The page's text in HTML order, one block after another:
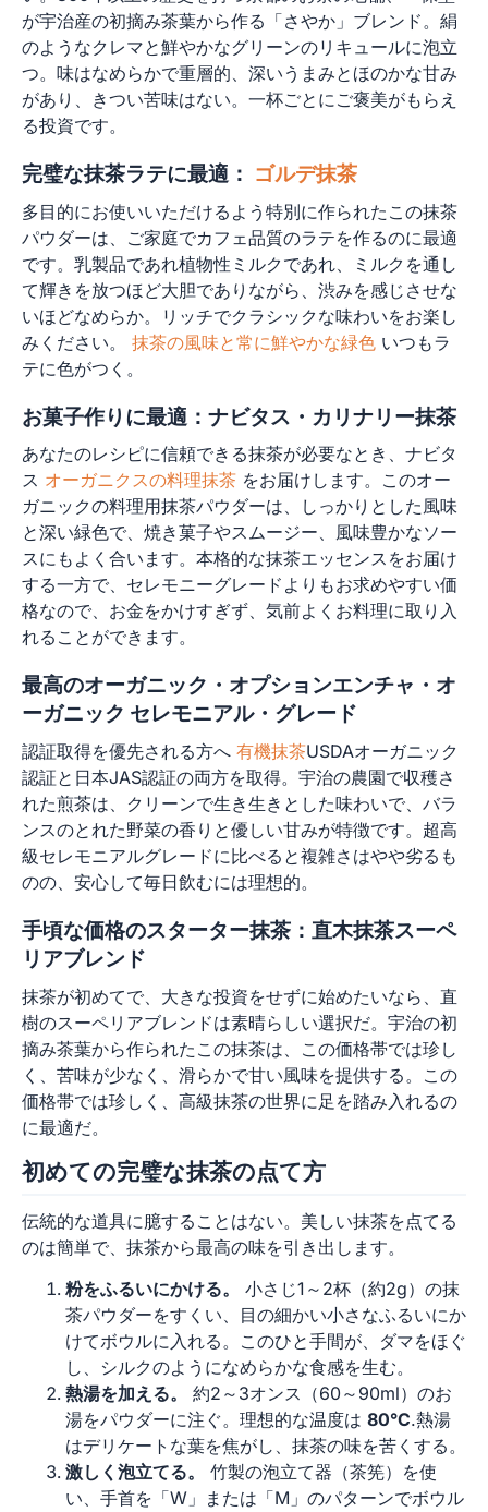
が宇治産の初摘み茶葉から作る「さやか」ブレンド。絹
のようなクレマと鮮やかなグリーンのリキュールに泡立
つ。味はなめらかで重層的、深いうまみとほのかな甘み
があり、きつい苦味はない。一杯ごとにご褒美がもらえ
る投資です。
完璧な抹茶ラテに最適： ゴルデ抹茶
多目的にお使いいただけるよう特別に作られたこの抹茶
パウダーは、ご家庭でカフェ品質のラテを作るのに最適
です。乳製品であれ植物性ミルクであれ、ミルクを通し
て輝きを放つほど大胆でありながら、渋みを感じさせな
いほどなめらか。リッチでクラシックな味わいをお楽し
みください。 抹茶の風味と常に鮮やかな緑色 いつもラ
テに色がつく。
お菓子作りに最適：ナビタス・カリナリー抹茶
あなたのレシピに信頼できる抹茶が必要なとき、ナビタ
ス オーガニクスの料理抹茶 をお届けします。このオー
ガニックの料理用抹茶パウダーは、しっかりとした風味
と深い緑色で、焼き菓子やスムージー、風味豊かなソー
スにもよく合います。本格的な抹茶エッセンスをお届け
する一方で、セレモニーグレードよりもお求めやすい価
格なので、お金をかけすぎず、気前よくお料理に取り入
れることができます。
最高のオーガニック・オプションエンチャ・オ
ーガニック セレモニアル・グレード
認証取得を優先される方へ 有機抹茶USDAオーガニック
認証と日本JAS認証の両方を取得。宇治の農園で収穫さ
れた煎茶は、クリーンで生き生きとした味わいで、バラ
ンスのとれた野菜の香りと優しい甘みが特徴です。超高
級セレモニアルグレードに比べると複雑さはやや劣るも
のの、安心して毎日飲むには理想的。
手頃な価格のスターター抹茶：直木抹茶スーペ
リアブレンド
抹茶が初めてで、大きな投資をせずに始めたいなら、直
樹のスーペリアブレンドは素晴らしい選択だ。宇治の初
摘み茶葉から作られたこの抹茶は、この価格帯では珍し
く、苦味が少なく、滑らかで甘い風味を提供する。この
価格帯では珍しく、高級抹茶の世界に足を踏み入れるの
に最適だ。
初めての完璧な抹茶の点て方
伝統的な道具に臆することはない。美しい抹茶を点てる
のは簡単で、抹茶から最高の味を引き出します。
粉をふるいにかける。
小さじ1～2杯（約2g）の抹
茶パウダーをすくい、目の細かい小さなふるいにか
けてボウルに入れる。このひと手間が、ダマをほぐ
し、シルクのようになめらかな食感を生む。
熱湯を加える。
約2～3オンス（60～90ml）のお
湯をパウダーに注ぐ。理想的な温度は 80°C.熱湯
はデリケートな葉を焦がし、抹茶の味を苦くする。
激しく泡立てる。
竹製の泡立て器（茶筅）を使
い、手首を「W」または「M」のパターンでボウル